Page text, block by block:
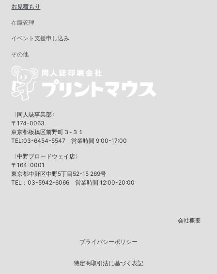
お見積もり
在庫管理
イベント支援申し込み
その他
〈同人誌事業部〉
〒174-0063
東京都板橋区前野町３-３１
TEL:03-6454-5547 営業時間 9:00-17:00
〈中野ブロードウェイ店〉
〒164-0001
東京都中野区中野5丁目52-15 269号
TEL：03-5942-6066 営業時間 12:00-20:00
会社概要
プライバシーポリシー
特定商取引法に基づく表記